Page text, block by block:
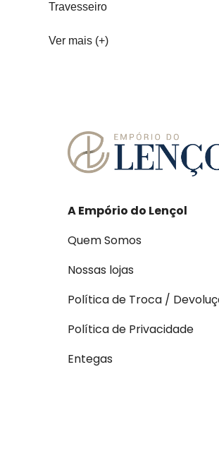
Travesseiro
Ver mais (+)
A Empório do Lençol
Quem Somos
Nossas lojas
Política de Troca /
Política de Privacidade
Entegas